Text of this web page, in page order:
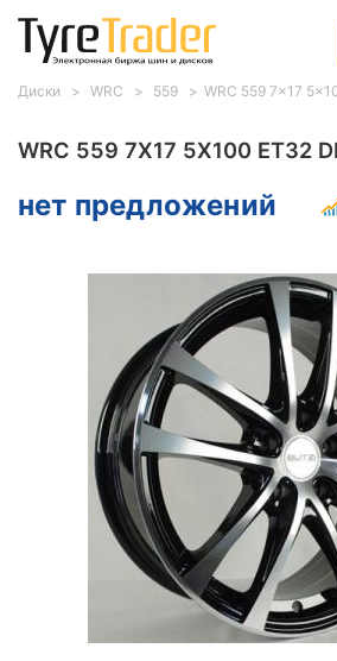
WRC 559 7X17 5X100 ET32
нет предложений
Диски WRC 559 WRC 559 7x17